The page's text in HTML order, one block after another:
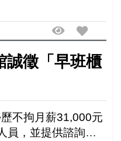
誠徵「早班櫃
不拘月薪31,000元
員，並提供諮詢服